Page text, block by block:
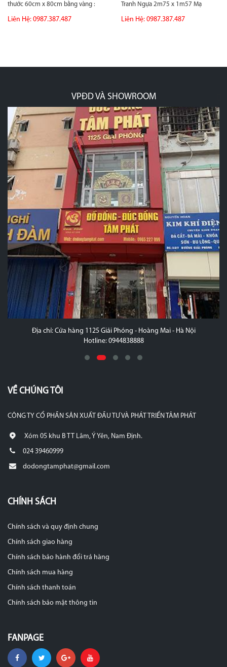
thước 60cm x 80cm bằng vàng :
Liên Hệ: 0987.387.487
Tranh Ngựa 2m75 x 1m57 Mạ
Liên Hệ: 0987.387.487
VPĐD VÀ SHOWROOM
Địa chỉ: Cửa hàng 1125 Giải Phóng - Hoàng Mai - Hà Nội
Hotline: 0944838888
VỀ CHÚNG TÔI
CÔNG TY CỔ PHẦN SẢN XUẤT ĐẦU TƯ VÀ PHÁT TRIỂN TÂM PHÁT
Xóm 05 khu B TT Lâm, Ý Yên, Nam Định.
024 39460999
dodongtamphat@gmail.com
CHÍNH SÁCH
Chính sách và quy định chung
Chính sách giao hàng
Chính sách bảo hành đổi trả hàng
Chính sách mua hàng
Chính sách thanh toán
Chính sách bảo mật thông tin
FANPAGE